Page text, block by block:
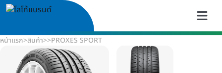
หน้าแรก>สินค้า>>PROXES SPORT